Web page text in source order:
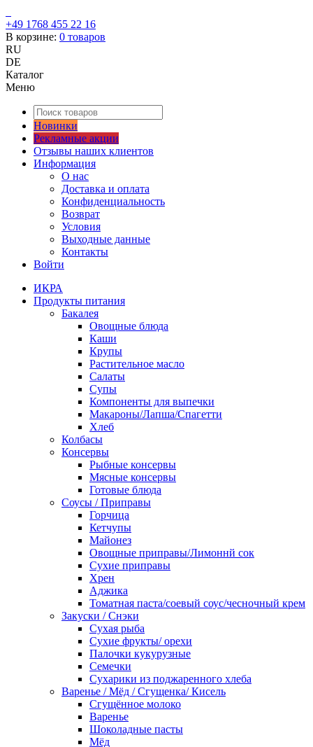
+49 1768 455 22 16
В корзине: 0 товаров
RU
DE
Каталог
Меню
Новинки
Рекламные акции
Отзывы наших клиентов
Информация
О нас
Доставка и оплата
Конфиденциальность
Возврат
Условия
Выходные данные
Контакты
Войти
ИКРА
Продукты питания
Бакалея
Овощные блюда
Каши
Крупы
Растительное масло
Салаты
Супы
Компоненты для выпечки
Макароны/Лапша/Спагетти
Хлеб
Колбасы
Консервы
Рыбные консервы
Мясные консервы
Готовые блюда
Соусы / Приправы
Горчица
Кетчупы
Майонез
Овощные приправы/Лимоннй сок
Сухие приправы
Хрен
Аджика
Томатная паста/соевый соус/чесночный крем
Закуски / Снэки
Сухая рыба
Сухие фрукты/ орехи
Палочки кукурузные
Семечки
Сухарики из поджаренного хлеба
Варенье / Мёд / Сгущенка/ Кисель
Сгущённое молоко
Варенье
Шоколадные пасты
Мёд